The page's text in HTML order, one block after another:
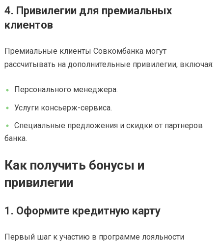
4. Привилегии для премиальных
клиентов
Премиальные клиенты Совкомбанка могут
рассчитывать на дополнительные привилегии, включая:
Персонального менеджера.
Услуги консьерж-сервиса.
Специальные предложения и скидки от партнеров
банка.
Как получить бонусы и
привилегии
1. Оформите кредитную карту
Первый шаг к участию в программе лояльности